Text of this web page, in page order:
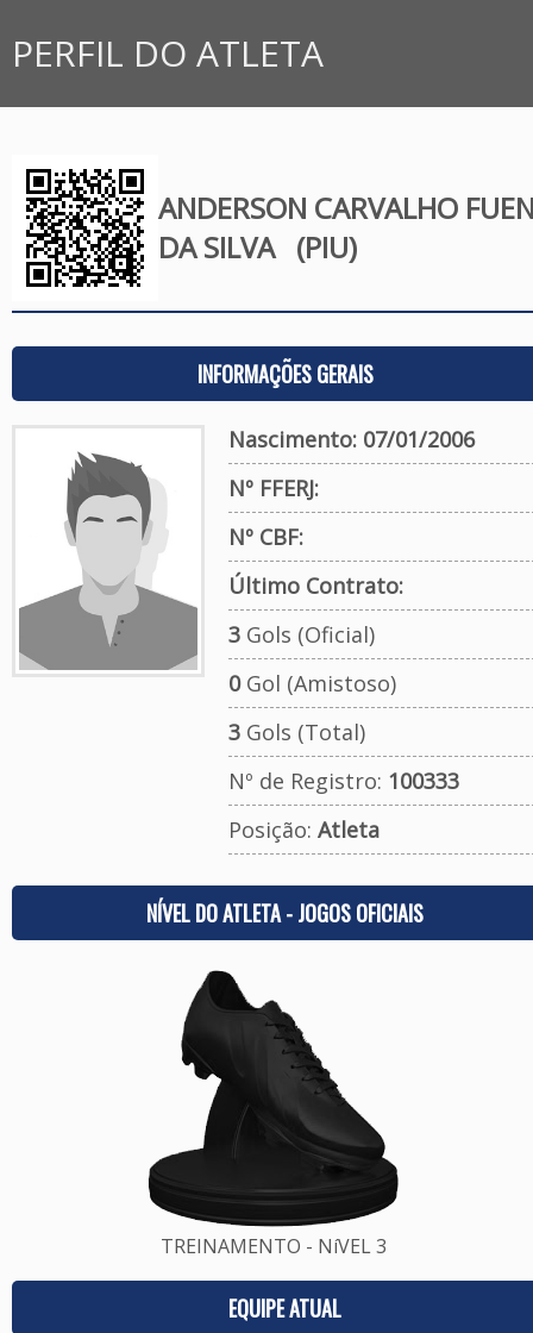
PERFIL DO ATLETA
ANDERSON CARVALHO
DA SILVA (PIU)
INFORMAÇÕES GERAIS
Nascimento: 07/01/2006
Nº FFERJ:
Nº CBF:
Último Contrato:
3Gols (Oficial)
0Gol (Amistoso)
3Gols (Total)
Nº de Registro: 100333
Posição: Atleta
NÍVEL DO ATLETA - JOGOS OFICIAIS
TREINAMENTO - NíVEL 3
EQUIPE ATUAL